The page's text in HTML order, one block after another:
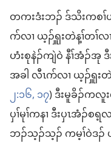
တကးဒံးဘၣ်​ ဒ်သိးကစ
ဂာ်လၢ ယ့ၣ်ၡူးတဲန့ၢ်တၢ်
ဟံးစုနဲၣ်ကျဲဝဲ နီၢ်အံၣ်အု
အခါ လီၤဂာ်လၢ ယ့ၣ်ၡူ
၂:၁၆, ၁၇) ဒီးမူခိၣ်ကလူ
ပှၢ်မုၢ်ကနၢ ဒီးပှၤအံၣ်
ဘၣ်သ့ၣ်သ့ၣ်​ ကမ့ၢ်ဝဲဒၣ်​